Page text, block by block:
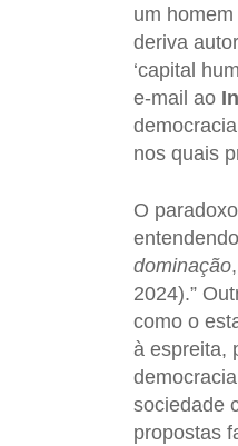
um
deriva
‘capital
e-mail ao
nos quais
O
dominação
2024).”
como o
à espreita,
sociedade
propostas